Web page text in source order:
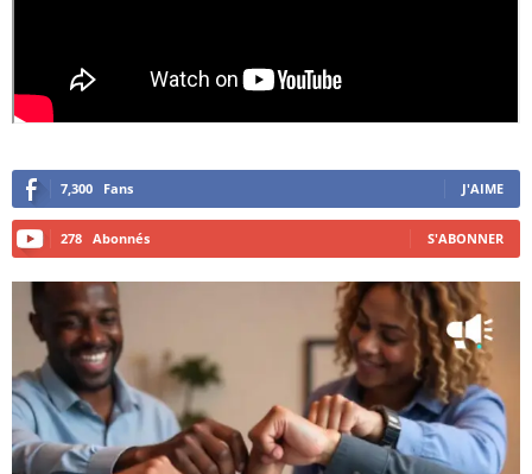
7,300 Fans J'AIME
278 Abonnés S'ABONNER